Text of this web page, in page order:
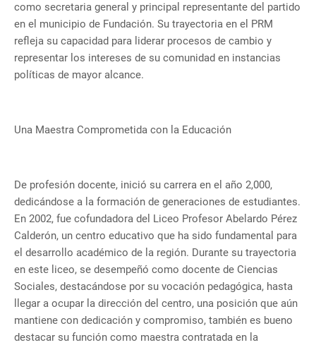
como secretaria general y principal representante del partido
en el municipio de Fundación. Su trayectoria en el PRM
refleja su capacidad para liderar procesos de cambio y
representar los intereses de su comunidad en instancias
políticas de mayor alcance.
Una Maestra Comprometida con la Educación
De profesión docente, inició su carrera en el año 2,000,
dedicándose a la formación de generaciones de estudiantes.
En 2002, fue cofundadora del Liceo Profesor Abelardo Pérez
Calderón, un centro educativo que ha sido fundamental para
el desarrollo académico de la región. Durante su trayectoria
en este liceo, se desempeñó como docente de Ciencias
Sociales, destacándose por su vocación pedagógica, hasta
llegar a ocupar la dirección del centro, una posición que aún
mantiene con dedicación y compromiso, también es bueno
destacar su función como maestra contratada en la